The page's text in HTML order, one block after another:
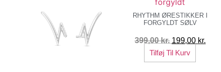
RHYTHM ØRESTIKKER I
FORGYLDT SØLV
399,00kr. Den
oprindelige
pris
199,00 kr.
Tilføj Til Kurv